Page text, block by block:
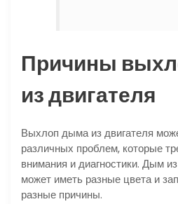
Причины
из двигателя
Выхлоп дыма из двигателя
различных проблем, которые
внимания и диагностики. Дым
может иметь разные цвета и
разные причины.